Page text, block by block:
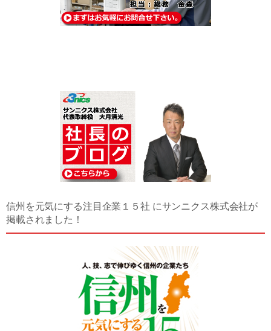
信州を元気にする注目企業１５社 にサンニクス株式会社が
掲載されました！